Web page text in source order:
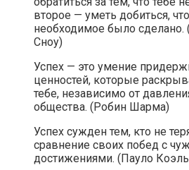
второе — уметь добиться,
необходимое было сделано.
Сноу)
Успех — это умение
ценностей, которые
тебе, независимо от
общества. (Робин Шарма)
Успех сужден тем, кто не
сравнение своих побед с
достижениями. (Пауло